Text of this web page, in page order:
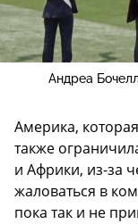
Андреа
Америка,
также
и Африки, из-за
жаловаться в
пока так и не